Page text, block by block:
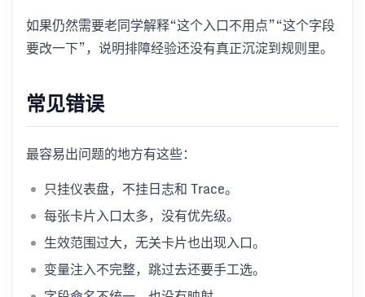
如果仍然需要老同学解释“这个入口不用点”“这个字段
要改一下”，说明排障经验还没有真正沉淀到规则里。
常见错误
最容易出问题的地方有这些：
只挂仪表盘，不挂日志和 Trace。
每张卡片入口太多，没有优先级。
生效范围过大，无关卡片也出现入口。
变量注入不完整，跳过去还要手工选。